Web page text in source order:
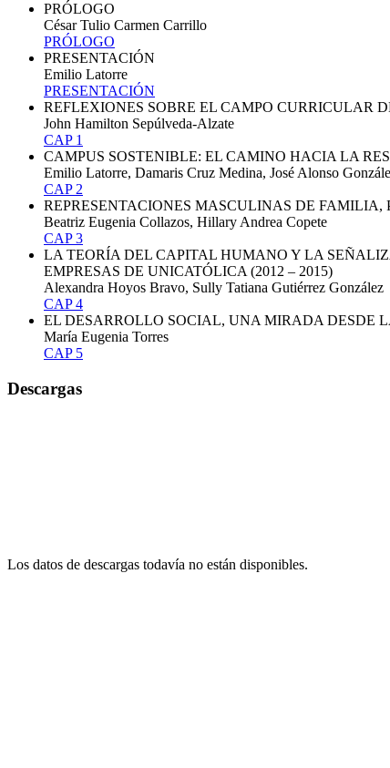
PRÓLOGO
César Tulio Carmen Carrillo
PRÓLOGO
PRESENTACIÓN
Emilio Latorre
PRESENTACIÓN
REFLEXIONES SOBRE EL CAMPO CURRICULAR
John Hamilton Sepúlveda-Alzate
CAP 1
CAMPUS SOSTENIBLE: EL CAMINO HACIA LA
Emilio Latorre, Damaris Cruz Medina, José Alonso
CAP 2
REPRESENTACIONES MASCULINAS DE
Beatriz Eugenia Collazos, Hillary Andrea Copete
CAP 3
LA TEORÍA DEL CAPITAL HUMANO Y LA
EMPRESAS DE UNICATÓLICA (2012 – 2015)
Alexandra Hoyos Bravo, Sully Tatiana Gutiérrez González
CAP 4
EL DESARROLLO SOCIAL, UNA MIRADA DESDE
María Eugenia Torres
CAP 5
Descargas
Los datos de descargas todavía no están disponibles.